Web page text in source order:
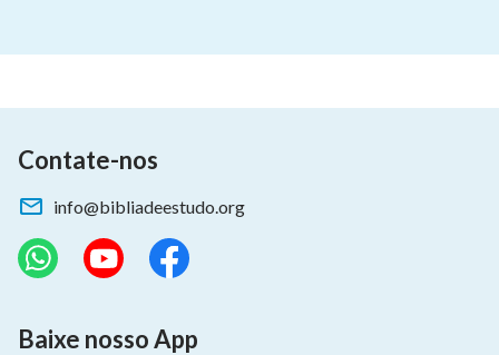
Contate-nos
info@bibliadeestudo.org
Baixe nosso App